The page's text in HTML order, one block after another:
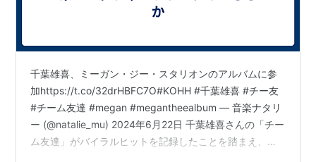
千葉雄喜、ミーガン・ジー・スタリオンのアルバムに参
加https://t.co/32drHBFC7O#KOHH #千葉雄喜 #チー友
#チーム友達 #megan #megantheealbum — 音楽ナタリ
ー (@natalie_mu) 2024年6月22日 千葉雄喜さんの「チー
ム友達」がバイラルヒットを記録したことを踏まえ、強